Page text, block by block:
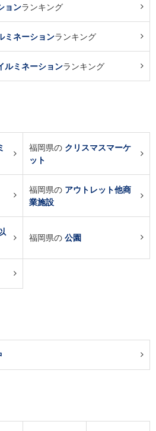
ョンランキング
ミネーションランキング
ルミネーションランキング
福岡県の クリスマスマーケ
ット
福岡県の アウトレット他商
業施設
福岡県の 公園